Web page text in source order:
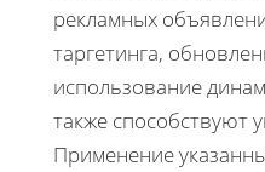
рекламных
таргетинга,
использование
также способствуют
Применение